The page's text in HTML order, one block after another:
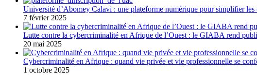
Université d’Abomey Calavi : une plateforme numérique pour simplifier les
7 février 2025
Lutte contre la cybercriminalité en Afrique de l’Ouest : le GIABA rend
20 mai 2025
Cybercriminalité en Afrique : quand vie privée et vie professionnelle se
1 octobre 2025